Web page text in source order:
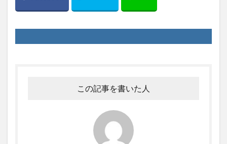
この記事を書いた人